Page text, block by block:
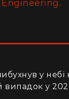
у
у